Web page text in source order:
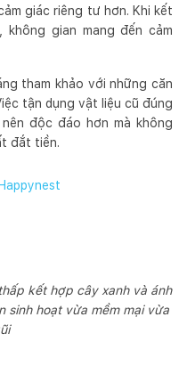
giác riêng tư hơn. Khi kết
gian mang đến cảm
tham khảo với những căn
tận dụng vật liệu cũ đúng
độc đáo hơn mà không
đắt tiền.
kết hợp cây xanh và ánh
sinh hoạt vừa mềm mại vừa